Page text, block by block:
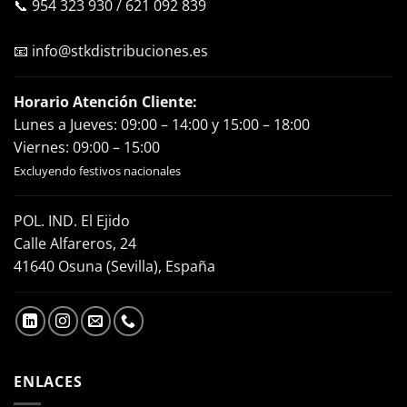
📞 954 323 930/ 621 092 839
📧 info@stkdistribuciones.es
Horario Atención Cliente:
Lunes a Jueves: 09:00 – 14:00 y 15:00 – 18:00
Viernes: 09:00 – 15:00
Excluyendo festivos nacionales
POL. IND. El Ejido
Calle Alfareros, 24
41640 Osuna (Sevilla), España
ENLACES